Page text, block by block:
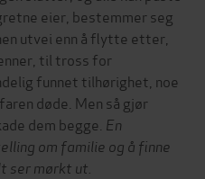
eier, bestemmer seg
utvei enn å flytte etter,
til tross for
funnet tilhørighet, noe
døde. Men så gjør
dem begge. En
om familie og å finne
ser mørkt ut.